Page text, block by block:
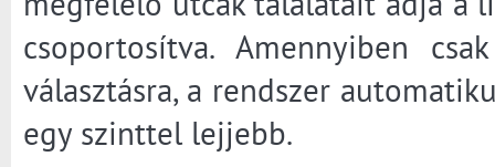
csoportosítva. Amennyiben
választásra, a rendszer
egy szinttel lejjebb.